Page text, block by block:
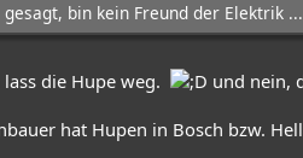
gesagt, bin kein Freund der Elektrik ...
lass die Hupe weg.
und nein,
hat Hupen in Bosch bzw.